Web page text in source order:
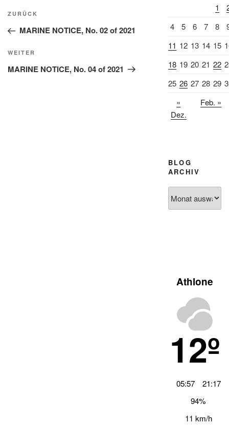
Beitragsnavigation
Vorheriger
Beitrag
ZURÜCK
MARINE NOTICE, No. 02 of 2021
Nächster
Beitrag
WEITER
MARINE NOTICE, No. 04 of 2021
1
4
5 6 7 8
11 12 13 14 15
18 19 20 21 22
25 26 27 28 29
«
Dez.
Feb. »
BLOG
ARCHIV
Archiv
Athlone
12º
05:57
21:17
94%
11 km/h